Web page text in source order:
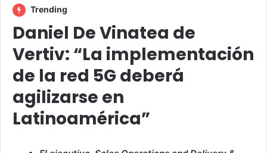
Trending
Daniel De Vinatea de
Vertiv: “La implementación
de la red 5G deberá
agilizarse en
Latinoamérica”